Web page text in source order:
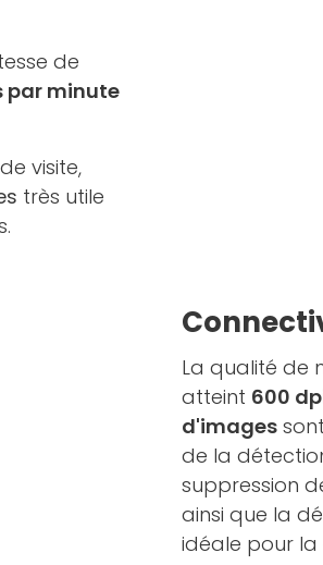
de
par minute
visite,
très utile
La qualité de
atteint 600
d'images
de la
suppression
ainsi que la
idéale pour la